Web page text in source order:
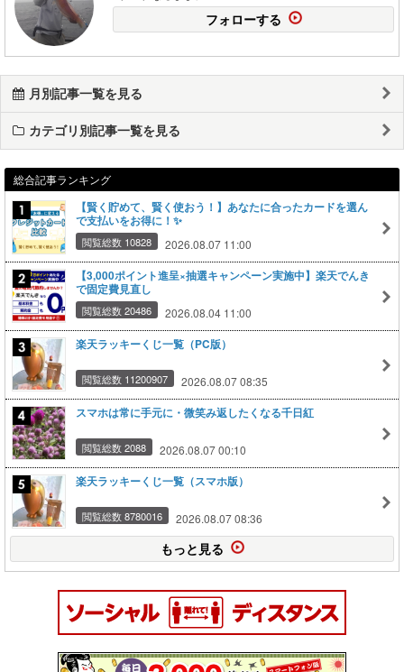
フォローする
月別記事一覧を見る
カテゴリ別記事一覧を見る
総合記事ランキング
【賢く貯めて、賢く使おう！】あなたに合ったカードを選ん
で支払いをお得に！✨
閲覧総数 10828 2026.08.07 11:00
【3,000ポイント進呈×抽選キャンペーン実施中】楽天でんき
で固定費見直し
閲覧総数 20486 2026.08.04 11:00
楽天ラッキーくじ一覧（PC版）
閲覧総数 11200907 2026.08.07 08:35
スマホは常に手元に・微笑み返したくなる千日紅
閲覧総数 2088 2026.08.07 00:10
楽天ラッキーくじ一覧（スマホ版）
閲覧総数 8780016 2026.08.07 08:36
もっと見る